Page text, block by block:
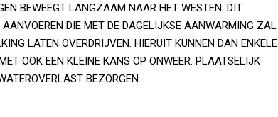
BEWEEGT LANGZAAM NAAR HET WESTEN. DIT
DIE MET DE DAGELIJKSE AANWARMING ZAL
LATEN OVERDRIJVEN. HIERUIT KUNNEN DAN ENKELE
OOK EEN KLEINE KANS OP ONWEER. PLAATSELIJK
BEZORGEN.